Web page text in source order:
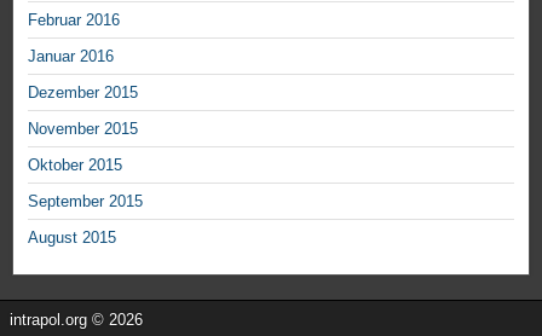
Februar 2016
Januar 2016
Dezember 2015
November 2015
Oktober 2015
September 2015
August 2015
intrapol.org © 2026